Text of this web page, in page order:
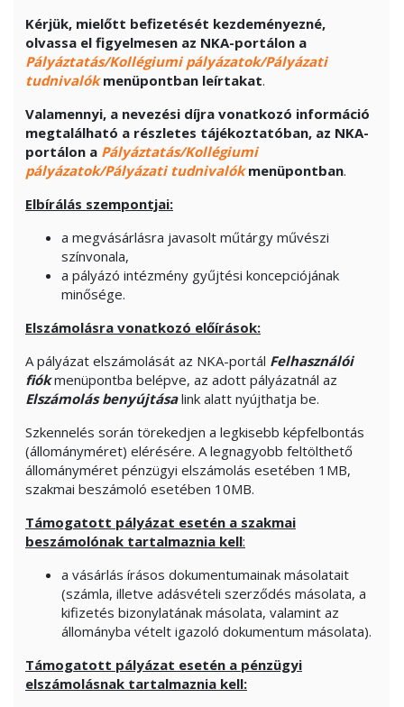
Kérjük, mielőtt befizetését kezdeményezné,
olvassa el figyelmesen az NKA-portálon a
Pályáztatás/Kollégiumi pályázatok/Pályázati
tudnivalók menüpontban leírtakat.
Valamennyi, a nevezési díjra vonatkozó információ
megtalálható a részletes tájékoztatóban, az NKA-
portálon a Pályáztatás/Kollégiumi
pályázatok/Pályázati tudnivalók menüpontban.
Elbírálás szempontjai:
a megvásárlásra javasolt műtárgy művészi
színvonala,
a pályázó intézmény gyűjtési koncepciójának
minősége.
Elszámolásra vonatkozó előírások:
A pályázat elszámolását az NKA-portál Felhasználói
fiókmenüpontba belépve, az adott pályázatnál az
Elszámolás benyújtásalink alatt nyújthatja be.
Szkennelés során törekedjen a legkisebb képfelbontás
(állományméret) elérésére. A legnagyobb feltölthető
állományméret pénzügyi elszámolás esetében 1MB,
szakmai beszámoló esetében 10MB.
Támogatott pályázat esetén a szakmai
beszámolónak tartalmaznia kell:
a vásárlás írásos dokumentumainak másolatait
(számla, illetve adásvételi szerződés másolata, a
kifizetés bizonylatának másolata, valamint az
állományba vételt igazoló dokumentum másolata).
Támogatott pályázat esetén a pénzügyi
elszámolásnak tartalmaznia kell: